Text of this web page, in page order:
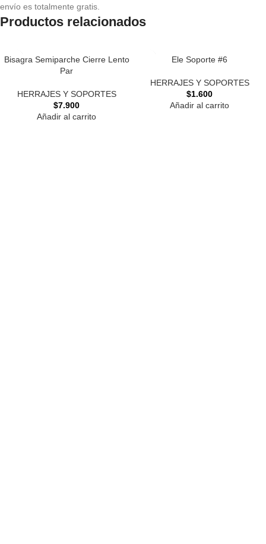
envío es totalmente gratis.
Productos relacionados
Bisagra Semiparche Cierre Lento
Par
HERRAJES Y SOPORTES
$7.900
Añadir al carrito
Ele Soporte #6
HERRAJES Y SOPORTES
$1.600
Añadir al carrito